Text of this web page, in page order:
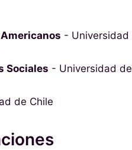
- Universidad
Sociales - Universidad de
de Chile